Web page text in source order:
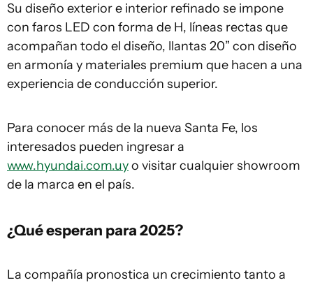
Su diseño exterior e interior refinado se impone
con faros LED con forma de H, líneas rectas que
acompañan todo el diseño, llantas 20” con diseño
en armonía y materiales premium que hacen a una
experiencia de conducción superior.
Para conocer más de la nueva Santa Fe, los
interesados pueden ingresar a
www.hyundai.com.uyo visitar cualquier showroom
de la marca en el país.
¿Qué esperan para 2025?
La compañía pronostica un crecimiento tanto a